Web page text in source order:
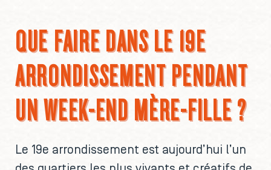
QUE FAIRE DANS LE 19E
ARRONDISSEMENT PENDANT
UN WEEK-END MÈRE-FILLE ?
Le 19e arrondissement est aujourd’hui l’un